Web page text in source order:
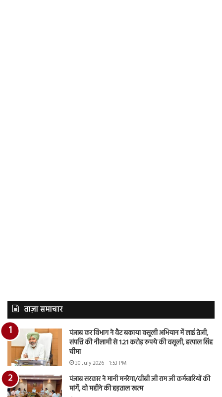
ताज़ा समाचार
पंजाब कर विभाग ने वैट बकाया वसूली अभियान में लाई तेजी,
संपत्ति की नीलामी से 1.21 करोड़ रुपये की वसूली, हरपाल सिंह
चीमा
30 July 2026 - 1:53 PM
पंजाब सरकार ने मानी मनरेगा/वीबी जी राम जी कर्मचारियों की
मांगें, दो महीने की हड़ताल खत्म